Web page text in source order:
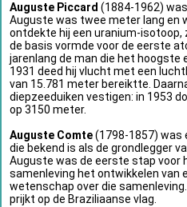
Auguste Piccard (1884-1962)
Auguste was twee meter lang en
ontdekte hij een uranium-
de basis vormde voor de eerste
jarenlang de man die het hoogste
1931 deed hij vlucht met een
van 15.781 meter bereiktte.
diepzeeduiken vestigen: in 1953
op 3150 meter.
Auguste Comte(1798-1857) was
die bekend is als de grondlegger
Auguste was de eerste stap voor
samenleving het ontwikkelen van
wetenschap over die
prijkt op de Braziliaanse vlag.